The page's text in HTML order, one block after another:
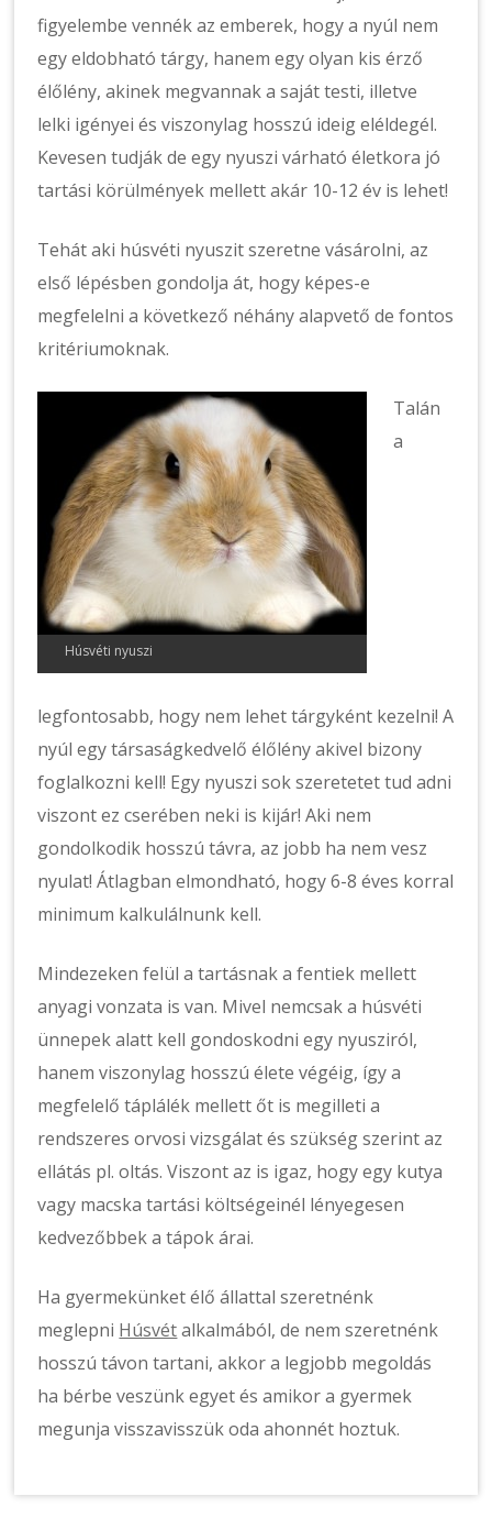
figyelembe vennék az emberek, hogy a nyúl nem
egy eldobható tárgy, hanem egy olyan kis érző
élőlény, akinek megvannak a saját testi, illetve
lelki igényei és viszonylag hosszú ideig eléldegél.
Kevesen tudják de egy nyuszi várható életkora jó
tartási körülmények mellett akár 10-12 év is lehet!
Tehát aki húsvéti nyuszit szeretne vásárolni, az
első lépésben gondolja át, hogy képes-e
megfelelni a következő néhány alapvető de fontos
kritériumoknak.
Húsvéti nyuszi
Talán
a
legfontosabb, hogy nem lehet tárgyként kezelni! A
nyúl egy társaságkedvelő élőlény akivel bizony
foglalkozni kell! Egy nyuszi sok szeretetet tud adni
viszont ez cserében neki is kijár! Aki nem
gondolkodik hosszú távra, az jobb ha nem vesz
nyulat! Átlagban elmondható, hogy 6-8 éves korral
minimum kalkulálnunk kell.
Mindezeken felül a tartásnak a fentiek mellett
anyagi vonzata is van. Mivel nemcsak a húsvéti
ünnepek alatt kell gondoskodni egy nyusziról,
hanem viszonylag hosszú élete végéig, így a
megfelelő táplálék mellett őt is megilleti a
rendszeres orvosi vizsgálat és szükség szerint az
ellátás pl. oltás. Viszont az is igaz, hogy egy kutya
vagy macska tartási költségeinél lényegesen
kedvezőbbek a tápok árai.
Ha gyermekünket élő állattal szeretnénk
meglepni Húsvétalkalmából, de nem szeretnénk
hosszú távon tartani, akkor a legjobb megoldás
ha bérbe veszünk egyet és amikor a gyermek
megunja visszavisszük oda ahonnét hoztuk.